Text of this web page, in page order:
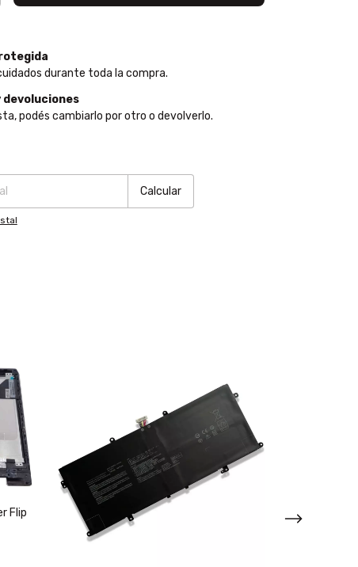
durante toda la compra.
devoluciones
podés cambiarlo por otro o devolverlo.
Calcular
Flip